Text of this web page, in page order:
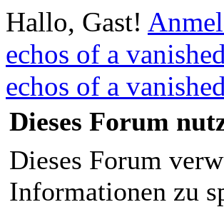
Hallo, Gast!
echos of a
echos of a
Dieses Forum
Dieses Forum
Informationen zu